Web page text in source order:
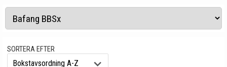
SORTERA EFTER